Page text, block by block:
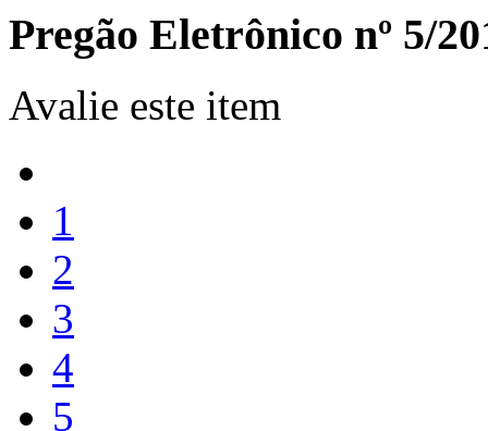
Pregão Eletrônico nº 5/
Avalie este item
1
2
3
4
5